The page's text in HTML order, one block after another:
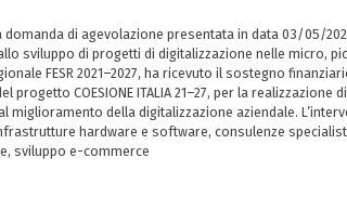
domanda di agevolazione presentata in data 03/05/
sviluppo di progetti di digitalizzazione nelle micro,
FESR 2021–2027, ha ricevuto il sostegno
progetto COESIONE ITALIA 21–27, per la realizzazione
miglioramento della digitalizzazione aziendale.
hardware e software, consulenze
sviluppo e-commerce